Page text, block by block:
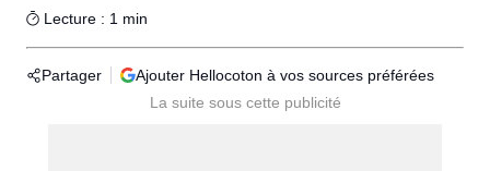
Lecture : 1 min
Partager Ajouter Hellocoton à vos sources préférées